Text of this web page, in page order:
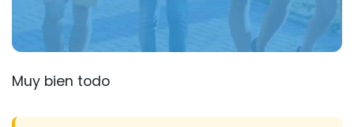
Muy bien todo